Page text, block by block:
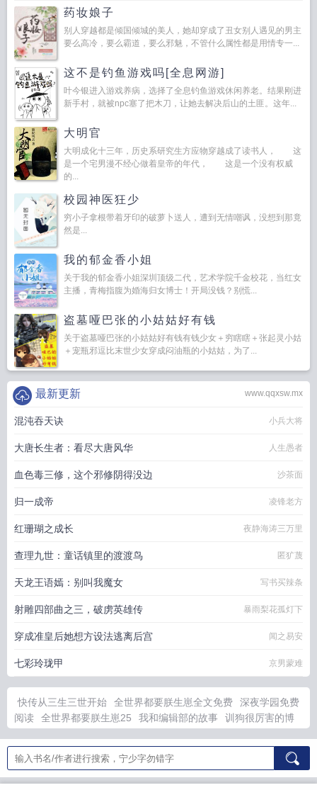
药妆娘子
别人穿越都是倾国倾城的美人，她却穿成了丑女别人遇见的男主
要么高冷，要么霸道，要么邪魅，不管什么属性都是用情专一...
这不是钓鱼游戏吗[全息网游]
叶今银进入游戏养病，选择了全息钓鱼游戏休闲养老。结果刚进
新手村，就被npc塞了把木刀，让她去解决后山的土匪。这年...
大明官
大明成化十三年，历史系研究生方应物穿越成了读书人， 这
是一个宅男漫不经心做着皇帝的年代， 这是一个没有权威
的...
校园神医狂少
穷小子拿根带着牙印的破萝卜送人，遭到无情嘲讽，没想到那竟
然是...
我的郁金香小姐
关于我的郁金香小姐深圳顶级二代，艺术学院千金校花，当红女
主播，青梅指腹为婚海归女博士！开局没钱？别慌...
盗墓哑巴张的小姑姑好有钱
关于盗墓哑巴张的小姑姑好有钱有钱少女＋穷瞎瞎＋张起灵小姑
＋宠瓶邪逗比末世少女穿成闷油瓶的小姑姑，为了...
www.qqxsw.mx
最新更新
混沌吞天诀 小兵大将
大唐长生者：看尽大唐风华 人生愚者
血色毒三修，这个邪修阴得没边 沙茶面
归一成帝 凌锋老方
红珊瑚之成长 夜静海涛三万里
查理九世：童话镇里的渡渡鸟 匿犷蔑
天龙王语嫣：别叫我魔女 写书买辣条
射雕四部曲之三，破虏英雄传 暴雨梨花孤灯下
穿成准皇后她想方设法逃离后宫 闻之易安
七彩玲珑甲 京男蒙难
快传从三生三世开始 全世界都要朕生崽全文免费
深夜学园免费
阅读
全世界都要朕生崽25 我和编辑部的故事
训狗很厉害的博
免费阅读
女主叫沈清宴的短剧 捡到白切黑师弟后晚归山
纪元
GEO
综影视从三生三世 综影视有22章最新章节更新内容
纪元
法是什么意思
恐慌沸腾无错 庶女成太子妃 为了救我变傻的妹妹